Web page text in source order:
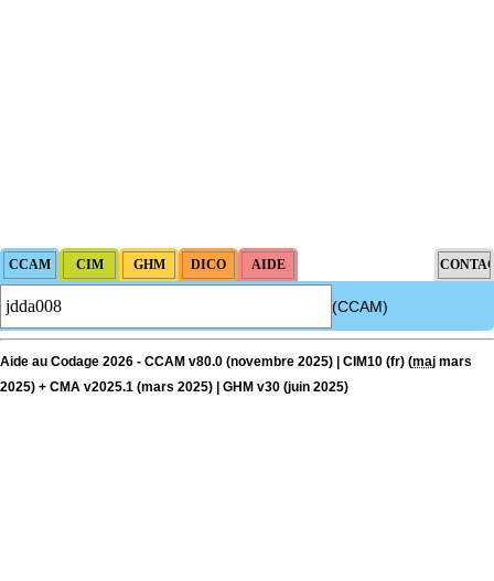
(CCAM)
Aide au Codage 2026 - CCAM v80.0 (novembre 2025) | CIM10 (fr) (maj mars
2025) + CMA v2025.1 (mars 2025) | GHM v30 (juin 2025)